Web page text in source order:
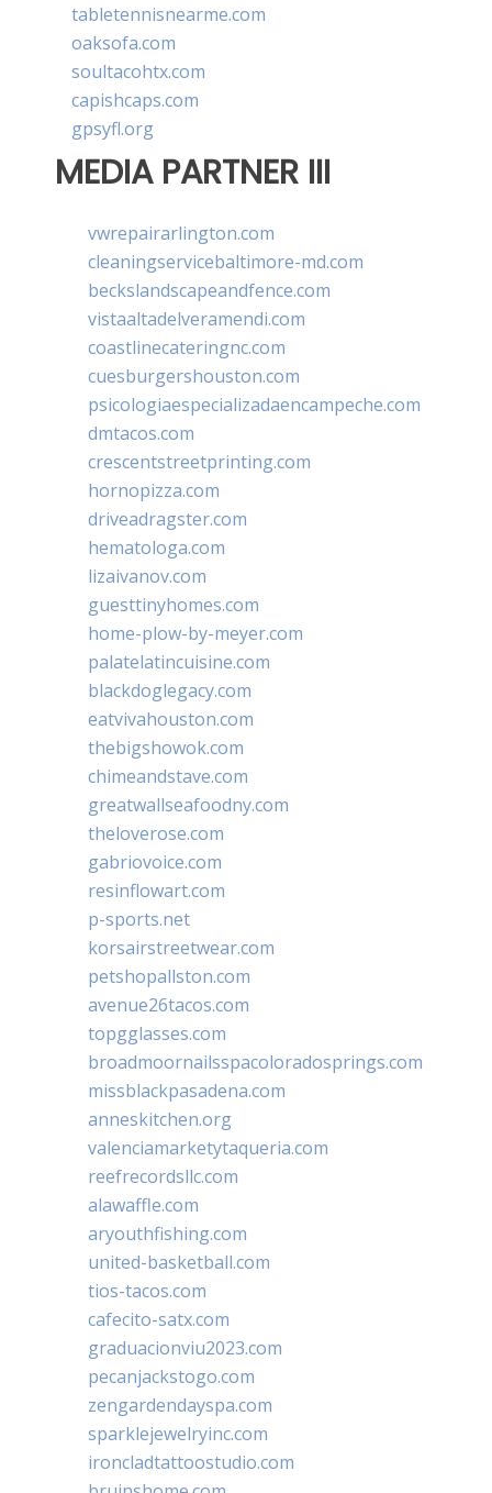
tabletennisnearme.com
oaksofa.com
soultacohtx.com
capishcaps.com
gpsyfl.org
MEDIA PARTNER III
vwrepairarlington.com
cleaningservicebaltimore-md.com
beckslandscapeandfence.com
vistaaltadelveramendi.com
coastlinecateringnc.com
cuesburgershouston.com
psicologiaespecializadaencampeche.com
dmtacos.com
crescentstreetprinting.com
hornopizza.com
driveadragster.com
hematologa.com
lizaivanov.com
guesttinyhomes.com
home-plow-by-meyer.com
palatelatincuisine.com
blackdoglegacy.com
eatvivahouston.com
thebigshowok.com
chimeandstave.com
greatwallseafoodny.com
theloverose.com
gabriovoice.com
resinflowart.com
p-sports.net
korsairstreetwear.com
petshopallston.com
avenue26tacos.com
topgglasses.com
broadmoornailsspacoloradosprings.com
missblackpasadena.com
anneskitchen.org
valenciamarketytaqueria.com
reefrecordsllc.com
alawaffle.com
aryouthfishing.com
united-basketball.com
tios-tacos.com
cafecito-satx.com
graduacionviu2023.com
pecanjackstogo.com
zengardendayspa.com
sparklejewelryinc.com
ironcladtattoostudio.com